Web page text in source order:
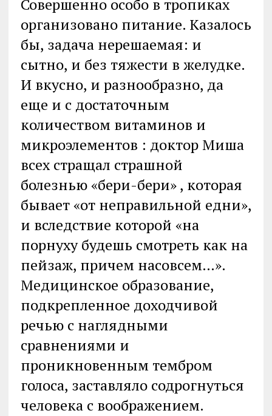
Совершенно особо в тропиках
организовано питание. Казалось
бы, задача нерешаемая: и
сытно, и без тяжести в желудке.
И вкусно, и разнообразно, да
еще и с достаточным
количеством витаминов и
микроэлементов : доктор Миша
всех стращал страшной
болезнью «бери-бери» , которая
бывает «от неправильной едни»,
и вследствие которой «на
порнуху будешь смотреть как на
пейзаж, причем насовсем…».
Медицинское образование,
подкрепленное доходчивой
речью с наглядными
сравнениями и
проникновенным тембром
голоса, заставляло содрогнуться
человека с воображением.